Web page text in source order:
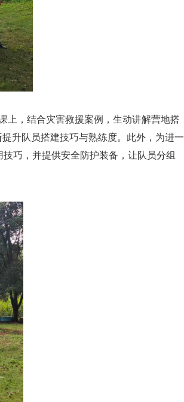
，结合灾害救援案例，生动讲解营地搭
升队员搭建技巧与熟练度。此外，为进一
巧，并提供安全防护装备，让队员分组